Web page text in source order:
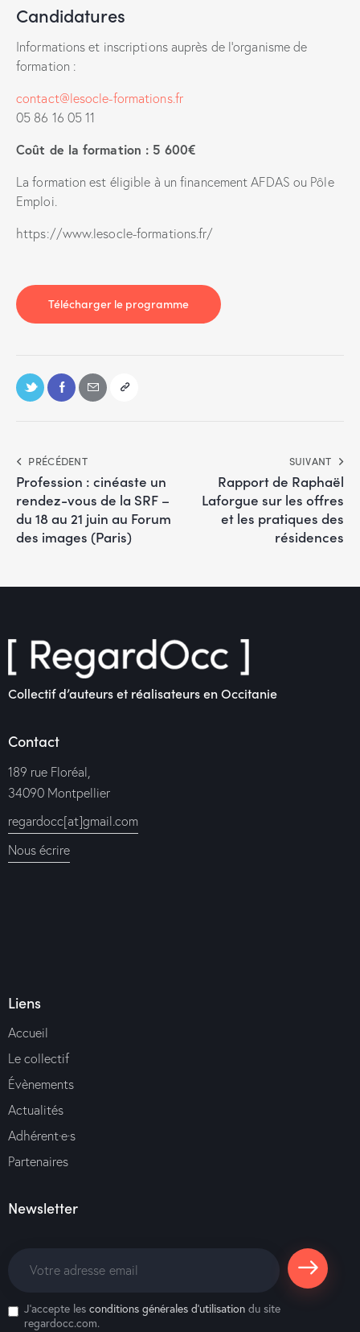
Candidatures
Informations et inscriptions auprès de l’organisme de
formation :
contact@lesocle-formations.fr
05 86 16 05 11
Coût de la formation : 5 600€
La formation est éligible à un financement AFDAS ou Pôle
Emploi.
https://www.lesocle-formations.fr/
Télécharger le programme
PRÉCÉDENT
Profession : cinéaste un
rendez-vous de la SRF –
du 18 au 21 juin au Forum
des images (Paris)
SUIVANT
Rapport de Raphaël
Laforgue sur les offres
et les pratiques des
résidences
Collectif d’auteurs et réalisateurs en Occitanie
Contact
189 rue Floréal,
34090 Montpellier
regardocc[at]gmail.com
Nous écrire
Liens
Accueil
Le collectif
Évènements
Actualités
Adhérent·e·s
Partenaires
Newsletter
S'abonne
J'accepte les conditions générales d’utilisation du site
regardocc.com.